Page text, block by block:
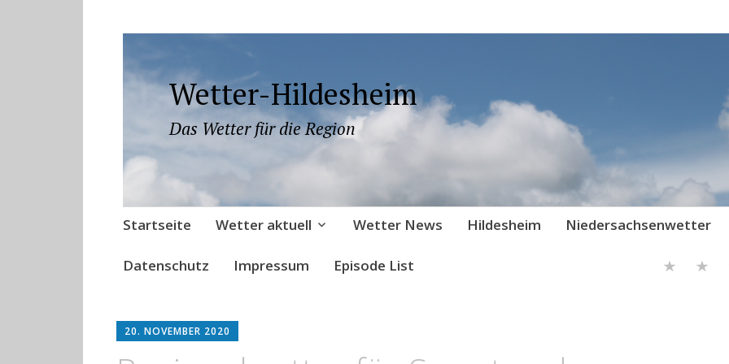
Wetter-Hildesheim
Das Wetter für die Region
Zum
springen
Startseite Wetter aktuell Wetter News Hildesheim Niedersachsenwetter
Datenschutz Impressum Episode List
20. NOVEMBER 2020